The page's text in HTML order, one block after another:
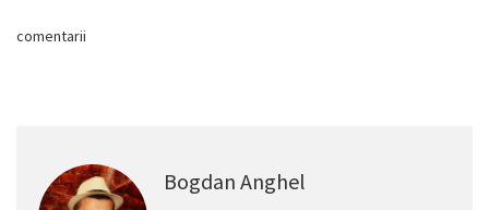
comentarii
Bogdan Anghel